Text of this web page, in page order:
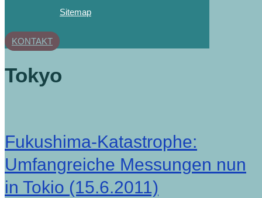
Sitemap
KONTAKT
Tokyo
Fukushima-Katastrophe:
Umfangreiche Messungen nun
in Tokio (15.6.2011)